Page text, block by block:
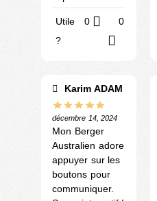
Utile
?
0 0
Karim ADAM
décembre 14, 2024
Mon Berger
Australien adore
appuyer sur les
boutons pour
communiquer.